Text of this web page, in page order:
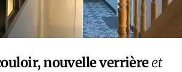
nouvelle verrièreet